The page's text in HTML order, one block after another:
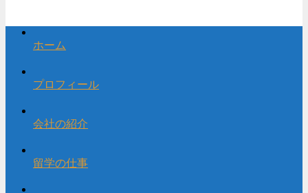
ホーム
プロフィール
会社の紹介
留学の仕事